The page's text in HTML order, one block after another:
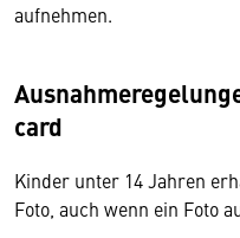
aufnehmen.
card
Kinder unter 14 Jahren
Foto, auch wenn ein Foto